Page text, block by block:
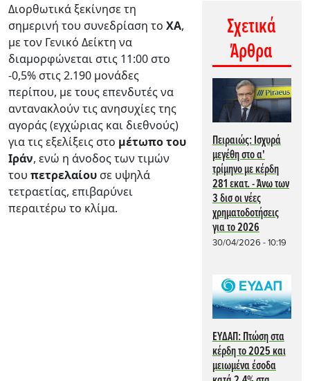
Σχετικά
Άρθρα
Πειραιώς: Ισχυρά
μεγέθη στο α'
τρίμηνο με κέρδη
281 εκατ. - Άνω των
3 δισ οι νέες
χρηματοδοτήσεις
για το 2026
30/04/2026 - 10:19
ΕΥΔΑΠ: Πτώση στα
κέρδη το 2025 και
μειωμένα έσοδα
Διορθωτικά ξεκίνησε τη
σημερινή του συνεδρίαση το ΧΑ,
με τον Γενικό Δείκτη να
διαμορφώνεται στις 11:00 στο
-0,5% στις 2.190 μονάδες
περίπου, με τους επενδυτές να
αντανακλούν τις ανησυχίες της
αγοράς (εγχώριας και διεθνούς)
για τις εξελίξεις στο μέτωπο του
Ιράν, ενώ η άνοδος των τιμών
του πετρελαίου σε υψηλά
τετραετίας, επιβαρύνει
περαιτέρω το κλίμα.